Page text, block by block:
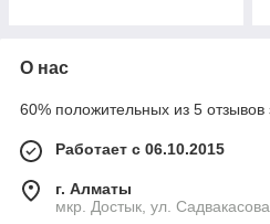
О нас
60% положительных из 5 отзывов
Работает с 06.10.2015
г. Алматы
мкр. Достык, ул.